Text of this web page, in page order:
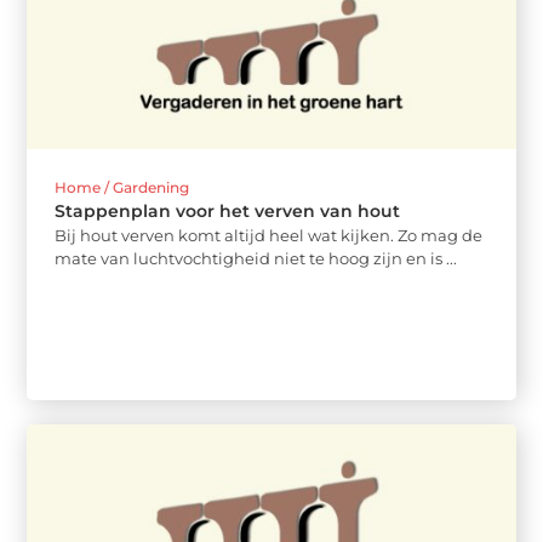
Home / Gardening
Stappenplan voor het verven van hout
Bij hout verven komt altijd heel wat kijken. Zo mag de
mate van luchtvochtigheid niet te hoog zijn en is ...